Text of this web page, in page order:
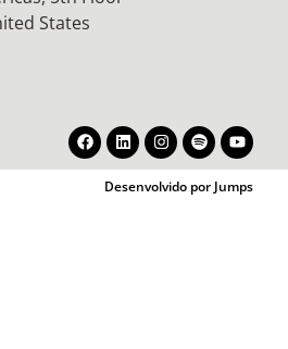
States
Desenvolvido por Jumps